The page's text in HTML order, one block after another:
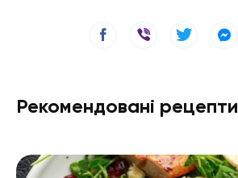
Рекомендовані рецепти